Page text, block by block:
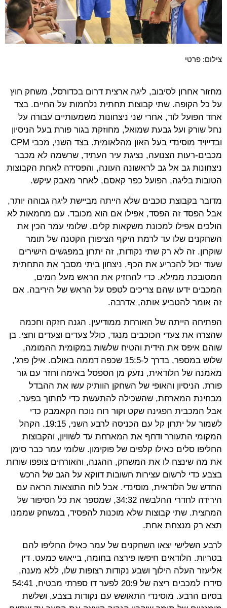
צילום: פרטי
מחזור אחרון לסיבוב, ליגה ארצית דרום בכדורסל, משחק חוץ
על כל הקופה. שתי קבוצות תחתית נלחמות על החיים. בצד
אחד הפועל לוד, אחרי שני ניצחונות משמעותיים עבורה על
נחל שורק ועל גבעת שמואל, מחוזקת בגור פורת בעל הניסיון
ובדייויד מוסינדי בעל האון מהלאומית. בצד השני, מכבי CPM
מכבים-רעות הצנועה, נציגת עיר העתיד, שרשמה לא מכבר
ניצחונות גב אל גב לראשונה העונה, והפסידה לאחת הקבוצות
הטובות בליגה, הפועל כפר קאסם, לאחר מאבק עיקש.
מדובר בקבוצת כוכבים שלא הייתה מביישת ליגה גבוהה יותר,
אבל הפסד זה הפסד, אפילו אם הוא מכובד. עם מחמאות לא
הולכים אפילו למכונת משקאות קלים. שלומי עמר הכין את
השחקנים שלו עד לרמת היקף הציפורן הקטנה של תומר
שוקרון. זה לא רק שתי נקודות, זה יתרון במפגשים הישירים
שעוד יכול להכריע את הכף. ניצחון ביתי מסבך את התחתית
המסובכת ממילא. כדי להחזיק את הראש מעל המים,
המכבים ידעו שהם צריכים לטפס על הראש של היריבה. אם
זה אומר להטביע אותה, אדרבה.
הפתיחה הייתה של האורחת ממודיעין. הגנה חזקה וחכמה
שהצרה את צעדי הכוכבים מנגד, כולל צעדים וצעדים וחצי. בן
שוהם איפס את הידית והטיח שלשות במקומית ההמומה,
שלוש במספר, בדרך ל-15:5 שכפה דממה באולם. אילן פרג',
מאמנה של הלודאית, נזעק מן הספסל באימה וחזר עם גור
פורת. הניסיון והאופי של השחקן הוותיק עשו את ההבדל
מבחינת המארחת, שהשכילה להתעשת כדי לחתוך בפער,
אבל המכבית הפגינה שקט וקור רוח נוכח הקאמבק כדי
לשמור על יתרון קל עם הכניסה לרבע השני, 19:15. הקהל
המקומי התעורר ודחף את המארחת עד לשוויון, והקבוצות
החליפו סלים כאילו קלפים של פוקימון. שלומי עמר כבר סימן
את מה שינצח לו את המשחק, ההגנה, והאורחים צופפו שורות
בצבע כדי לרשום עצירות חשובות דווקא על הגב של הרכש
החדש של הלודאית, מוסינדי. אבל לוח התוצאות הראה עם
הירידה לחדרי ההלבשה 34:32, שמספר את כל הסיפור של
המחצית. שתי קבוצות שלא מוכנות להפסיד, במשחק שממנו
תצא רק מנצחת אחת.
לרבע השלישי יצאו השחקנים של עמר כאילו החליפו להם
בטריות. הלודאים חיפשו פירצה בחומה, בייאוש כמעט. דין
אליעזר העלה הילוך ושבע נקודות רצופות שלו, ללא מענה,
סידרו למכבים ריצה של 20:9 לפער דו ספרתי מבטיח, 54:41
בסיום הרבע. מוסינדי התאושש עם נקודות בצבע, ושלשת